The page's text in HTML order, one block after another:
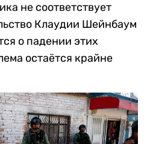
не соответствует
Клаудии Шейнбаум
о падении этих
остаётся крайне